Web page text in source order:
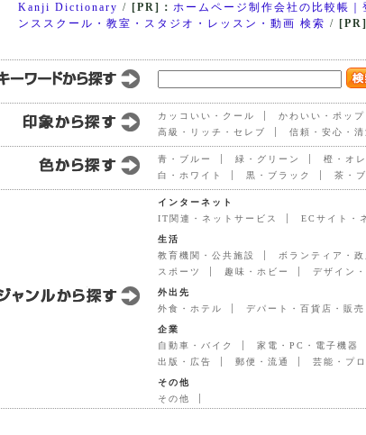
Kanji Dictionary / [PR]： ホームページ制作会社の比較帳
ンススクール・教室・スタジオ・レッスン・動画 検索 / [PR]
カッコいい・クール かわいい・ポップ
高級・リッチ・セレブ
信頼・安心・清
青・ブルー 緑・グリーン 橙・オ
白・ホワイト
黒・ブラック 茶・
インターネット
IT関連・ネットサービス
ECサイト・
生活
教育機関・公共施設
ボランティア・政
スポーツ
趣味・ホビー デザイン
外出先
外食・ホテル
デパート・百貨店・販売
企業
自動車・バイク
家電・PC・電子機器
出版・広告
郵便・流通 芸能・プ
その他
その他